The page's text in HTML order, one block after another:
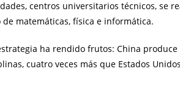
centros universitarios técnicos, se
matemáticas, física e informática.
ha rendido frutos: China
cuatro veces más que Estados